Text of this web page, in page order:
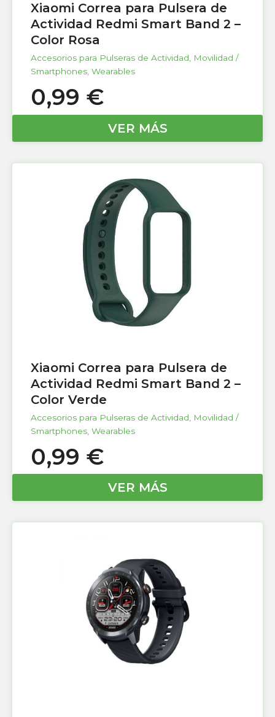
Xiaomi Correa para Pulsera de
Actividad Redmi Smart Band 2 –
Color Rosa
Accesorios para Pulseras de Actividad, Movilidad /
Smartphones, Wearables
0,99 €
VER MÁS
Xiaomi Correa para Pulsera de
Actividad Redmi Smart Band 2 –
Color Verde
Accesorios para Pulseras de Actividad
Movilidad /
Smartphones Wearables
0,99 €
VER MÁS